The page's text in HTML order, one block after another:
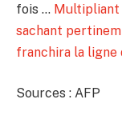
fois … Multipliant
sachant
franchira la ligne
Sources : AFP